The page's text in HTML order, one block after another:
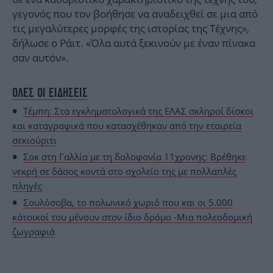
γεγονός που τον βοήθησε να αναδειχθεί σε μια από
τις μεγαλύτερες μορφές της ιστορίας της Τέχνης»,
δήλωσε ο Ράιτ. «Όλα αυτά ξεκινούν με έναν πίνακα
σαν αυτόν».
ΟΛΕΣ ΟΙ ΕΙΔΗΣΕΙΣ
Τέμπη: Στα εγκληματολογικά της ΕΛΑΣ σκληροί δίσκοι
και καταγραφικά που κατασχέθηκαν από την εταιρεία
σεκιούριτι
Σοκ στη Γαλλία με τη δολοφονία 11χρονης: Βρέθηκε
νεκρή σε δάσος κοντά στο σχολείο της με πολλαπλές
πληγές
Σουλόσοβα, το πολωνικό χωριό που και οι 5.000
κάτοικοί του μένουν στον ίδιο δρόμο -Μια πολεοδομική
ζωγραφιά